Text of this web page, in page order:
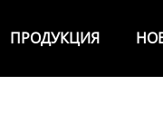
ПРОДУКЦИЯ